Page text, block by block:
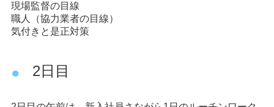
現場監督の目線
職人（協力業者の目線）
気付きと是正対策
2日目